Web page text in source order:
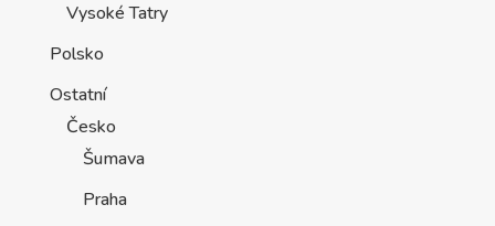
Vysoké Tatry
Polsko
Ostatní
Česko
Šumava
Praha